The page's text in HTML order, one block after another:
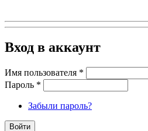
Вход в аккаунт
Имя пользователя *
Пароль *
Забыли пароль?